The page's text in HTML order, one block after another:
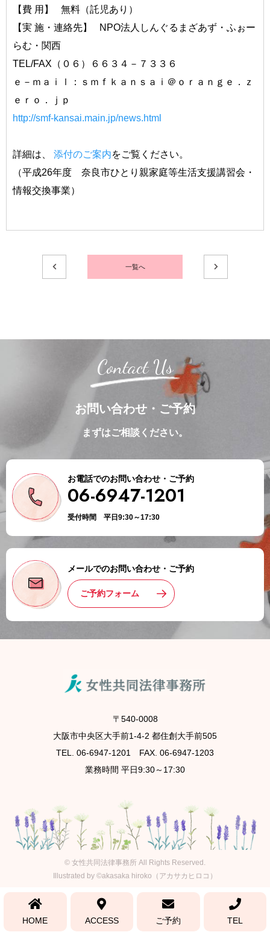
【費 用】 無料（託児あり）
【実 施・連絡先】 NPO法人しんぐるまざあず・ふぉー
らむ・関西
TEL/FAX（０６）６６３４－７３３６
ｅ－ｍａｉｌ：ｓｍｆｋａｎｓａｉ＠ｏｒａｎｇｅ．ｚ
ｅｒｏ．ｊｐ
http://smf-kansai.main.jp/news.html
詳細は、 添付のご案内をご覧ください。
（平成26年度 奈良市ひとり親家庭等生活支援講習会・
情報交換事業）
一覧へ
Contact Us
お問い合わせ・ご予約
まずはご相談ください。
お電話でのお問い合わせ・ご予約
06-6947-1201
受付時間 平日9:30～17:30
メールでのお問い合わせ・ご予約
ご予約フォーム
〒540-0008
大阪市中央区大手前1-4-2 都住創大手前505
TEL. 06-6947-1201 FAX. 06-6947-1203
業務時間 平日9:30～17:30
© 女性共同法律事務所 All Rights Reserved.
Illustrated by ©akasaka hiroko（アカサカヒロコ）
HOME ACCESS ご予約 TEL